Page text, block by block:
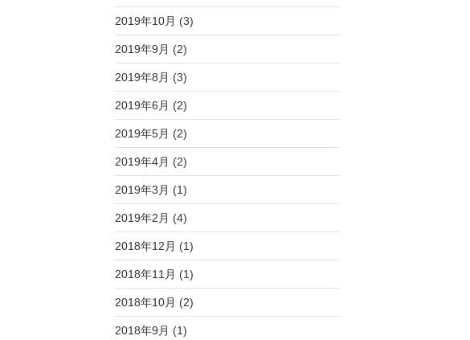
2019年10月 (3)
2019年9月 (2)
2019年8月 (3)
2019年6月 (2)
2019年5月 (2)
2019年4月 (2)
2019年3月 (1)
2019年2月 (4)
2018年12月 (1)
2018年11月 (1)
2018年10月 (2)
2018年9月 (1)